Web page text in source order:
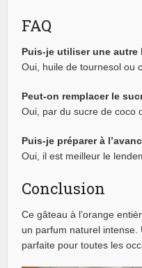
FAQ
Puis-je utiliser une autre
Oui, huile de tournesol ou
Peut-on remplacer le
Oui, par du sucre de coco
Puis-je préparer à
Oui, il est meilleur le
Conclusion
Ce gâteau à l’orange
un parfum naturel
parfaite pour toutes les